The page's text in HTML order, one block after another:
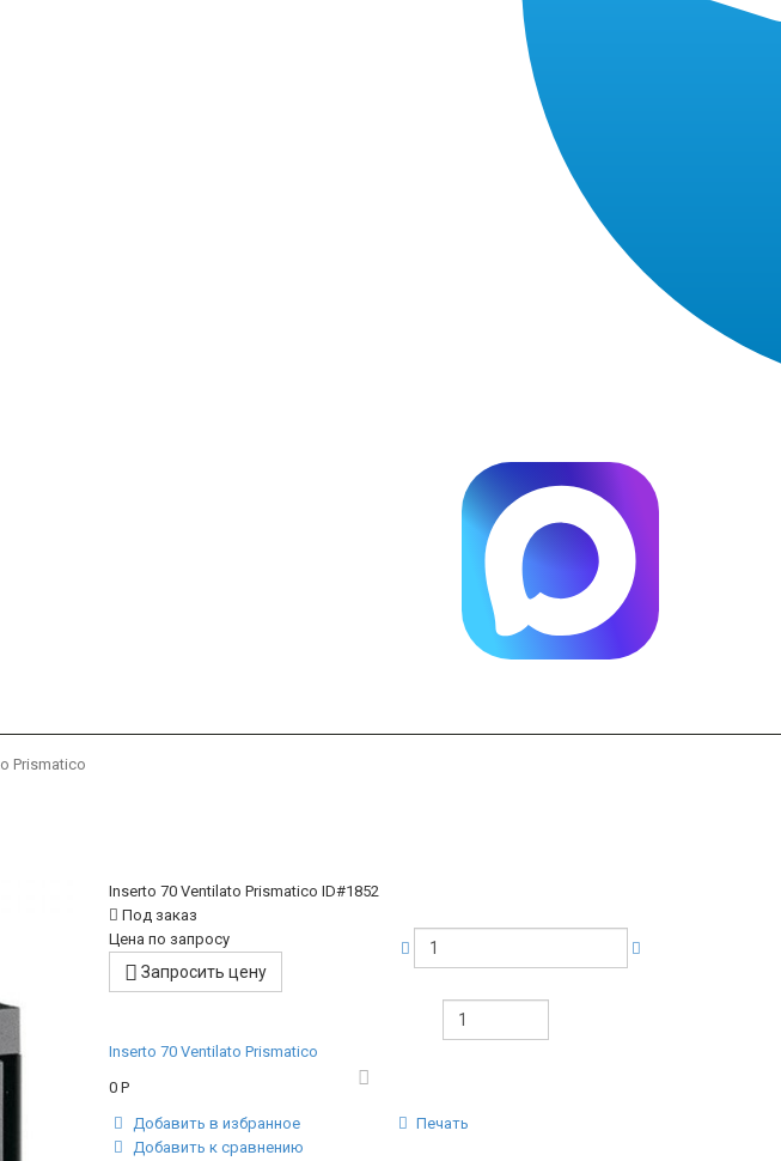
Prismatico
Inserto 70 Ventilato Prismatico ID#1852
Под заказ
Цена по запросу
Запросить цену
Inserto 70 Ventilato Prismatico
0 Р
Добавить в избранное
Печать
Добавить к сравнению